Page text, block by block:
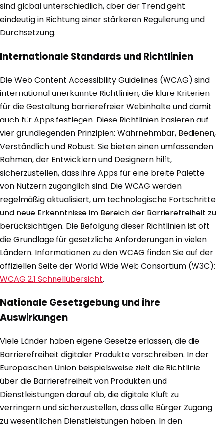
sind global unterschiedlich, aber der Trend geht
eindeutig in Richtung einer stärkeren Regulierung und
Durchsetzung.
Internationale Standards und Richtlinien
Die Web Content Accessibility Guidelines (WCAG) sind
international anerkannte Richtlinien, die klare Kriterien
für die Gestaltung barrierefreier Webinhalte und damit
auch für Apps festlegen. Diese Richtlinien basieren auf
vier grundlegenden Prinzipien: Wahrnehmbar, Bedienen,
Verständlich und Robust. Sie bieten einen umfassenden
Rahmen, der Entwicklern und Designern hilft,
sicherzustellen, dass ihre Apps für eine breite Palette
von Nutzern zugänglich sind. Die WCAG werden
regelmäßig aktualisiert, um technologische Fortschritte
und neue Erkenntnisse im Bereich der Barrierefreiheit zu
berücksichtigen. Die Befolgung dieser Richtlinien ist oft
die Grundlage für gesetzliche Anforderungen in vielen
Ländern. Informationen zu den WCAG finden Sie auf der
offiziellen Seite der World Wide Web Consortium (W3C):
WCAG 2.1 Schnellübersicht.
Nationale Gesetzgebung und ihre
Auswirkungen
Viele Länder haben eigene Gesetze erlassen, die die
Barrierefreiheit digitaler Produkte vorschreiben. In der
Europäischen Union beispielsweise zielt die Richtlinie
über die Barrierefreiheit von Produkten und
Dienstleistungen darauf ab, die digitale Kluft zu
verringern und sicherzustellen, dass alle Bürger Zugang
zu wesentlichen Dienstleistungen haben. In den